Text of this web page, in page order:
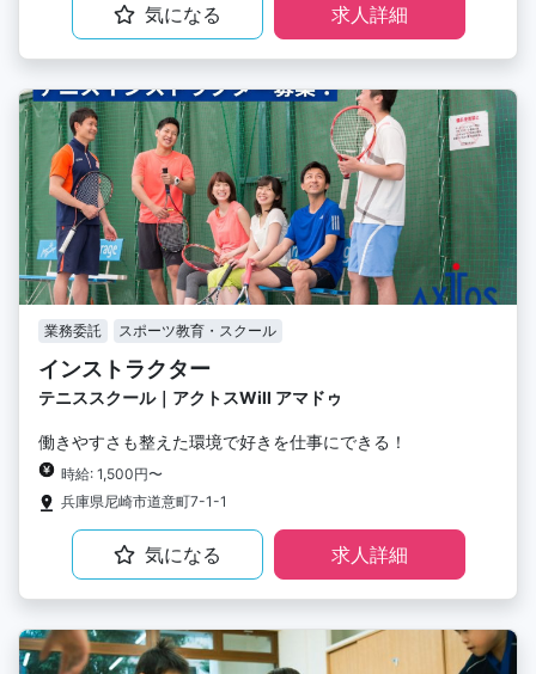
気になる 求人詳細
業務委託 スポーツ教育・スクール
インストラクター
テニススクール｜アクトスWill アマドゥ
働きやすさも整えた環境で好きを仕事にできる！
時給: 1,500円〜
兵庫県尼崎市道意町7-1-1
気になる 求人詳細